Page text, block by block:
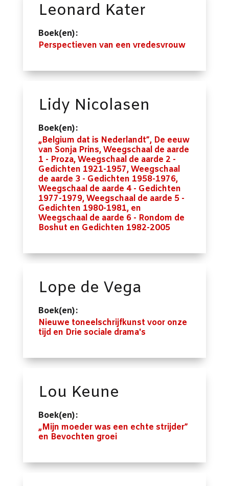
Leonard Kater
Boek(en):
Perspectieven van een vredesvrouw
Lidy Nicolasen
Boek(en):
„Belgium dat is Nederlandt”, De eeuw
van Sonja Prins, Weegschaal de aarde
1 - Proza, Weegschaal de aarde 2 -
Gedichten 1921-1957, Weegschaal
de aarde 3 - Gedichten 1958-1976,
Weegschaal de aarde 4 - Gedichten
1977-1979, Weegschaal de aarde 5 -
Gedichten 1980-1981, en
Weegschaal de aarde 6 - Rondom de
Boshut en Gedichten 1982-2005
Lope de Vega
Boek(en):
Nieuwe toneelschrijfkunst voor onze
tijd en Drie sociale drama's
Lou Keune
Boek(en):
„Mijn moeder was een echte strijder”
en Bevochten groei